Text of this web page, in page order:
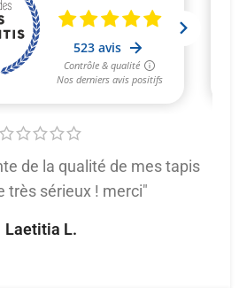
de la qualité de mes tapis
très sérieux ! merci"
Laetitia L.